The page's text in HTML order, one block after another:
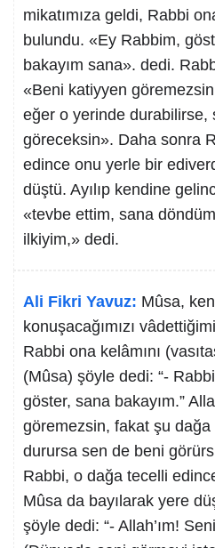
mikatımıza geldi, Rabbi
bulundu. «Ey Rabbim,
bakayım sana». dedi.
«Beni katiyyen
eğer o yerinde durabilirse,
göreceksin». Daha sonra
edince onu yerle bir
düştü. Ayılıp kendine
«tevbe ettim, sana
ilkiyim,» dedi.
Ali Fikri Yavuz: Mûsa,
konuşacağımızı
Rabbi ona kelâmını
(Mûsa) şöyle dedi: “-
göster, sana bakayım.”
göremezsin, fakat şu
durursa sen de beni
Rabbi, o dağa tecelli
Mûsa da bayılarak yere
şöyle dedi: “- Allah’ım!